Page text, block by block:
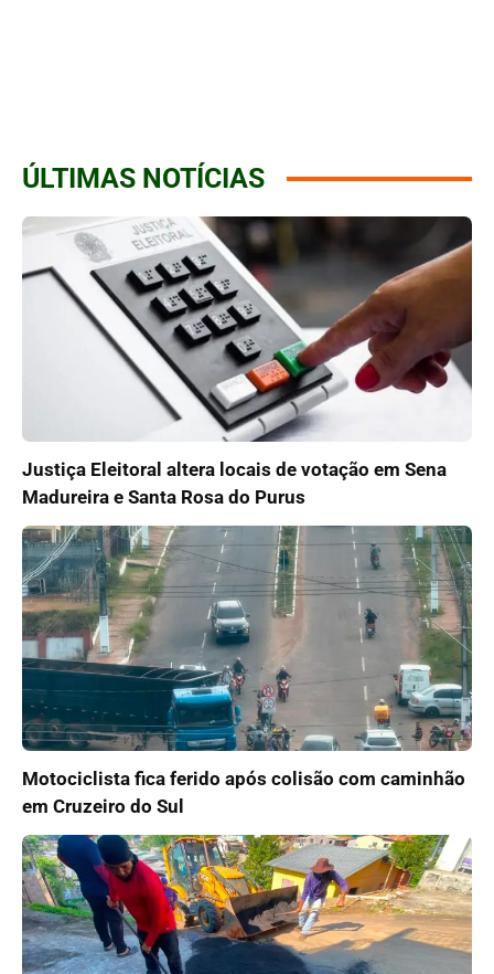
ÚLTIMAS NOTÍCIAS
Justiça Eleitoral altera locais de votação em Sena
Madureira e Santa Rosa do Purus
Motociclista fica ferido após colisão com caminhão
em Cruzeiro do Sul